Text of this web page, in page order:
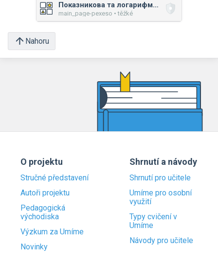
Показникова та логарифмічна функції: мікс
main_page-pexeso • těžké
Nahoru
O projektu
Stručné představení
Autoři projektu
Pedagogická
východiska
Výzkum za Umíme
Novinky
Shrnutí a návody
Shrnutí pro učitele
Umíme pro osobní
využití
Typy cvičení v
Umíme
Návody pro učitele